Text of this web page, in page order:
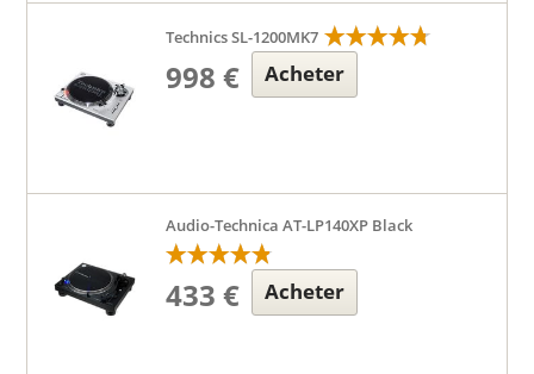
Technics SL-1200MK7
998 € Acheter
Audio-Technica AT-LP140XP Black
433 € Acheter